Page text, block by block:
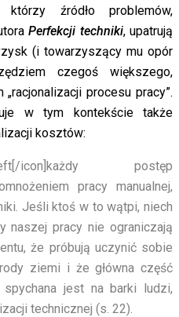
źródło problemów,
Perfekcji techniki, upatrują
(i towarzyszący mu opór
czegoś większego,
procesu pracy”.
w tym kontekście także
kosztów:
icon] każdy postęp
pracy manualnej,
Jeśli ktoś w to wątpi, niech
naszej pracy nie ograniczają
że próbują uczynić sobie
ziemi i że główna część
jest na barki ludzi,
technicznej (s. 22).